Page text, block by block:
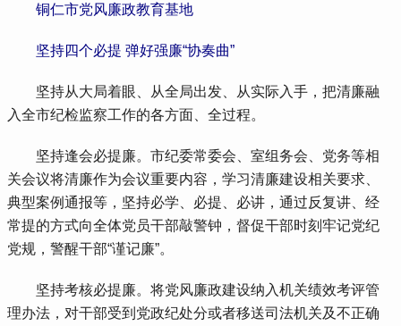
铜仁市党风廉政教育基地
坚持四个必提 弹好强廉“协奏曲”
坚持从大局着眼、从全局出发、从实际入手，把清廉融
入全市纪检监察工作的各方面、全过程。
坚持逢会必提廉。市纪委常委会、室组务会、党务等相
关会议将清廉作为会议重要内容，学习清廉建设相关要求、
典型案例通报等，坚持必学、必提、必讲，通过反复讲、经
常提的方式向全体党员干部敲警钟，督促干部时刻牢记党纪
党规，警醒干部“谨记廉”。
坚持考核必提廉。将党风廉政建设纳入机关绩效考评管
理办法，对干部受到党政纪处分或者移送司法机关及不正确